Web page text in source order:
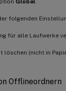
folgenden
für alle Laufwerke
löschen (nicht in
Offlineordnern